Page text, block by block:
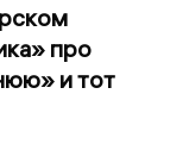
про
и тот